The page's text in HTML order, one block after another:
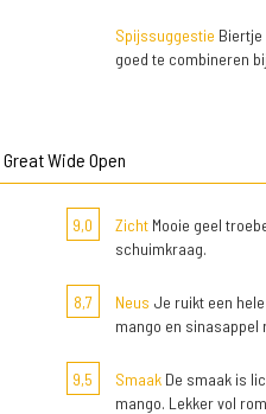
Spijssuggestie
goed te combineren
Wide Open
9,0 ZichtMooie geel
schuimkraag.
8,7 Neus Je ruikt een
mango en sinasappel
9,5 SmaakDe smaak is
mango. Lekker vol